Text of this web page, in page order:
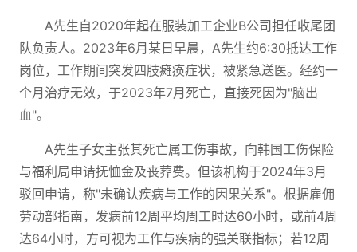
A先生自2020年起在服装加工企业B公司担任收尾团
队负责人。2023年6月某日早晨，A先生约6:30抵达工作
岗位，工作期间突发四肢瘫痪症状，被紧急送医。经约一
个月治疗无效，于2023年7月死亡，直接死因为"脑出
血"。
A先生子女主张其死亡属工伤事故，向韩国工伤保险
与福利局申请抚恤金及丧葬费。但该机构于2024年3月
驳回申请，称"未确认疾病与工作的因果关系"。根据雇佣
劳动部指南，发病前12周平均周工时达60小时，或前4周
达64小时，方可视为工作与疾病的强关联指标；若12周